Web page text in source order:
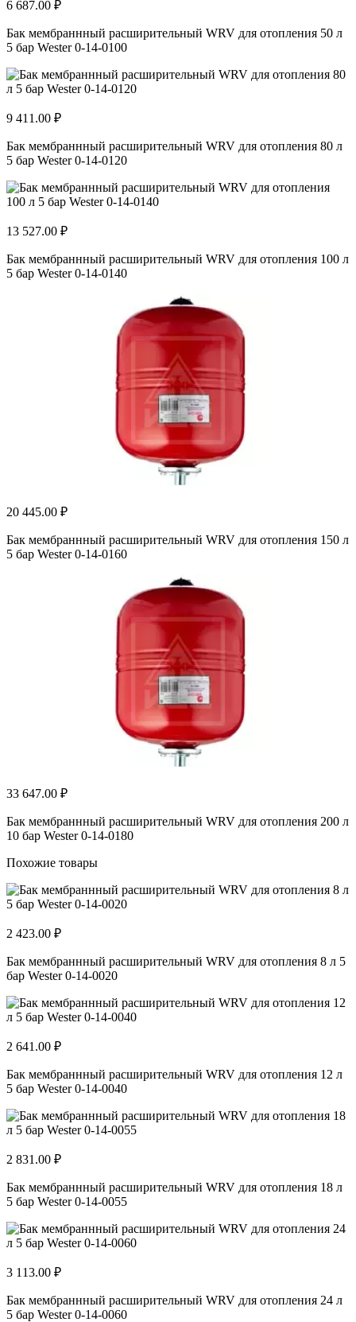
6 687.00 ₽
Бак мембраннный расширительный WRV для отопления 50 л
5 бар Wester 0-14-0100
9 411.00 ₽
Бак мембраннный расширительный WRV для отопления 80 л
5 бар Wester 0-14-0120
13 527.00 ₽
Бак мембраннный расширительный WRV для отопления 100 л
5 бар Wester 0-14-0140
20 445.00 ₽
Бак мембраннный расширительный WRV для отопления 150 л
5 бар Wester 0-14-0160
33 647.00 ₽
Бак мембраннный расширительный WRV для отопления 200 л
10 бар Wester 0-14-0180
Похожие товары
2 423.00 ₽
Бак мембраннный расширительный WRV для отопления 8 л 5
бар Wester 0-14-0020
2 641.00 ₽
Бак мембраннный расширительный WRV для отопления 12 л
5 бар Wester 0-14-0040
2 831.00 ₽
Бак мембраннный расширительный WRV для отопления 18 л
5 бар Wester 0-14-0055
3 113.00 ₽
Бак мембраннный расширительный WRV для отопления 24 л
5 бар Wester 0-14-0060